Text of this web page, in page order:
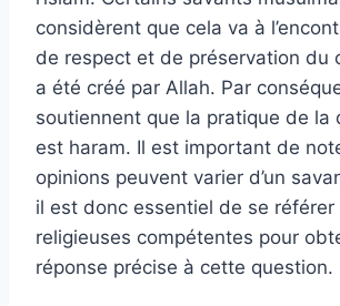
considèrent que cela va à
de respect et de préservation du
a été créé par Allah. Par
soutiennent que la pratique de la
est haram. Il est important de
opinions peuvent varier d’un
il est donc essentiel de se
religieuses compétentes pour
réponse précise à cette question.